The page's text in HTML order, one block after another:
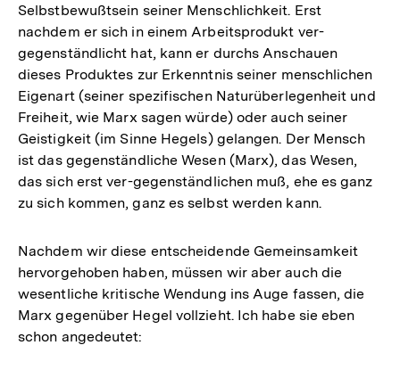
Selbstbewußtsein seiner Menschlichkeit. Erst
nachdem er sich in einem Arbeitsprodukt ver-
gegenständlicht hat, kann er durchs Anschauen
dieses Produktes zur Erkenntnis seiner menschlichen
Eigenart (seiner spezifischen Naturüberlegenheit und
Freiheit, wie Marx sagen würde) oder auch seiner
Geistigkeit (im Sinne Hegels) gelangen. Der Mensch
ist das gegenständliche Wesen (Marx), das Wesen,
das sich erst ver-gegenständlichen muß, ehe es ganz
zu sich kommen, ganz es selbst werden kann.
Nachdem wir diese entscheidende Gemeinsamkeit
hervorgehoben haben, müssen wir aber auch die
wesentliche kritische Wendung ins Auge fassen, die
Marx gegenüber Hegel vollzieht. Ich habe sie eben
schon angedeutet: